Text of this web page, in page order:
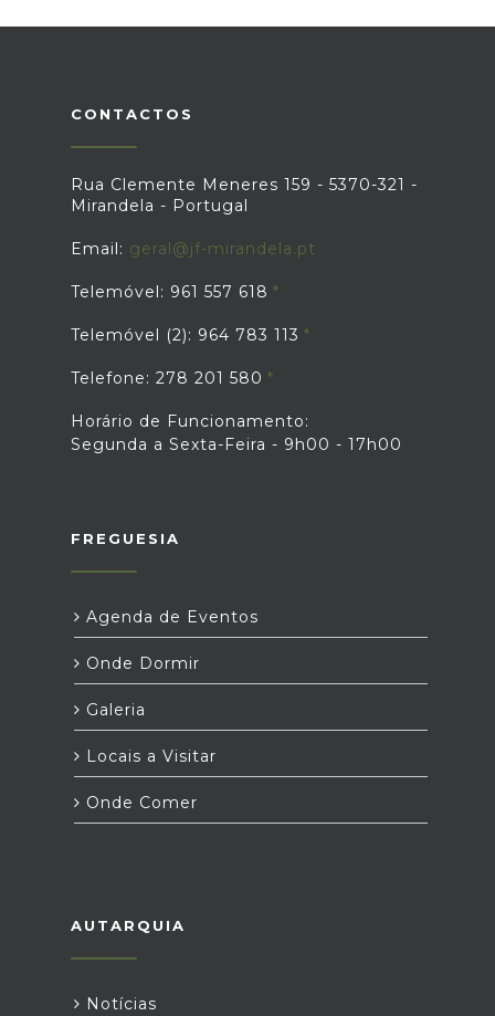
silvicultura preventiva, de gestão de
beneficiação da rede divisional, de
eventos como incêndios rurais
passando o concelho de Mirandela a
possuir duas equipas de sapadores.
CONTACTOS
Rua Clemente Meneres 159 - 5370-321 -
Mirandela - Portugal
Email: geral@jf-mirandela.pt
Telemóvel: 961 557 618
Telemóvel (2): 964 783 113
Telefone: 278 201 580
Horário de Funcionamento:
Segunda a Sexta-Feira - 9h00 - 17h00
FREGUESIA
Agenda de Eventos
Onde Dormir
Galeria
Locais a Visitar
Onde Comer
AUTARQUIA
Notícias